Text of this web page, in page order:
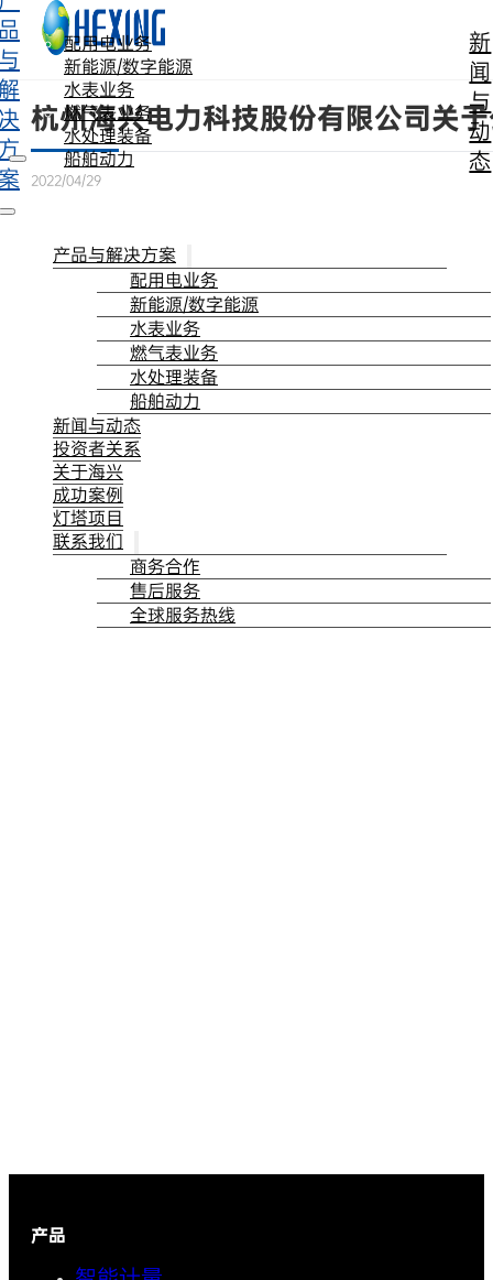
跳转到主要内容 跳转到页脚
配用电业务
新能源/数字能源
水表业务
燃气表业务
水处理装备
船舶动力
新
闻
与
动
态
产品与解决方案
配用电业务
新能源/数字能源
水表业务
燃气表业务
水处理装备
船舶动力
新闻与动态
投资者关系
关于海兴
成功案例
灯塔项目
联系我们
商务合作
售后服务
全球服务热线
杭州海兴电力科技股份有限公司关
2022/04/29
产品